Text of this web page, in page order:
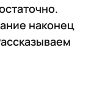
наконец